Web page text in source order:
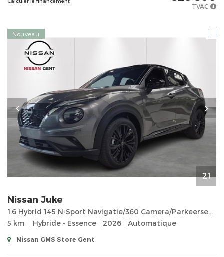
TVAC
21
Nouveau
Nissan Juke
1.6 Hybrid 145 N-Sport Navigatie/360 Camera/Parkeersensoren vooraan en achteraan/Draadloos opladen G
5 km
Hybride - Essence 2026 Automatique
Nissan GMS Store Gent